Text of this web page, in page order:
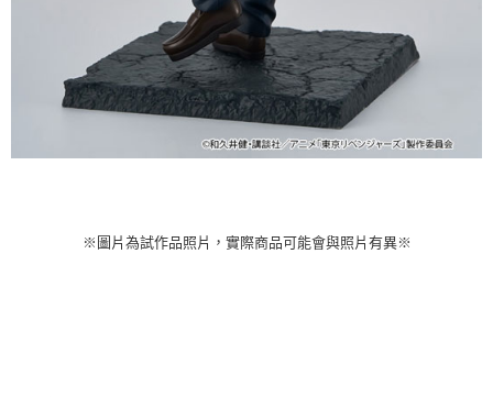
※圖片為試作品照片，實際商品可能會與照片有異※